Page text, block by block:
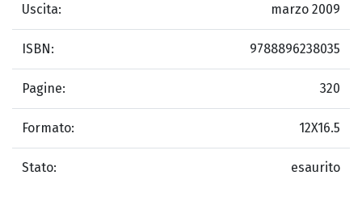
Uscita: marzo 2009
ISBN: 9788896238035
Pagine: 320
Formato: 12X16.5
Stato: esaurito